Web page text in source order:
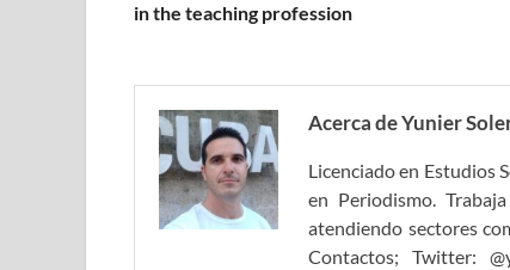
in the teaching profession
Acerca de Yunier
Licenciado en Estudios
en Periodismo.
atendiendo sectores
Contactos; Twitter: